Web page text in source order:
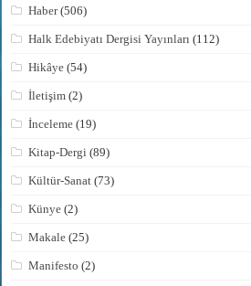
Haber(506)
Halk Edebiyatı Dergisi Yayınları (112)
Hikâye (54)
İletişim (2)
İnceleme (19)
Kitap-Dergi (89)
Kültür-Sanat (73)
Künye (2)
Makale (25)
Manifesto (2)